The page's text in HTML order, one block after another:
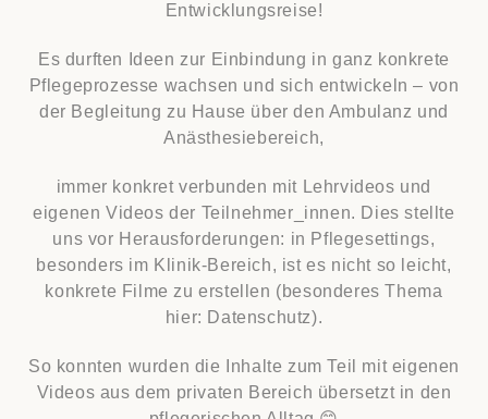
Entwicklungsreise!
Es durften Ideen zur Einbindung in ganz konkrete
Pflegeprozesse wachsen und sich entwickeln – von
der Begleitung zu Hause über den Ambulanz und
Anästhesiebereich,
immer konkret verbunden mit Lehrvideos und
eigenen Videos der Teilnehmer_innen. Dies stellte
uns vor Herausforderungen: in Pflegesettings,
besonders im Klinik-Bereich, ist es nicht so leicht,
konkrete Filme zu erstellen (besonderes Thema
hier: Datenschutz).
So konnten wurden die Inhalte zum Teil mit eigenen
Videos aus dem privaten Bereich übersetzt in den